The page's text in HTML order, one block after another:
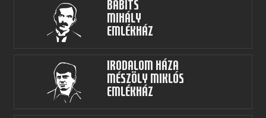
Babits
Mihály
Emlékház
Irodalom Háza
Mészöly Miklós
Emlékház